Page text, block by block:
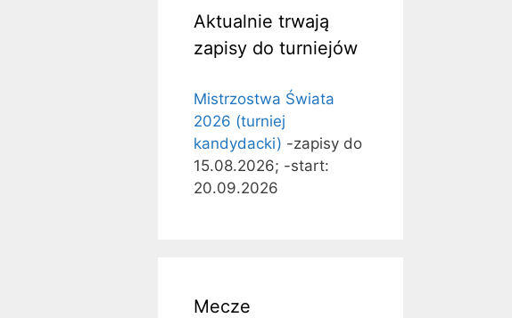
Aktualnie trwają
zapisy do turniejów
Mistrzostwa Świata
2026 (turniej
kandydacki) -zapisy do
15.08.2026; -start:
20.09.2026
Mecze